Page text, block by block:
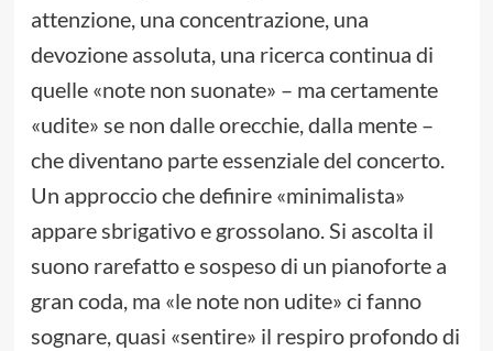
attenzione, una concentrazione, una
devozione assoluta, una ricerca continua di
quelle «note non suonate» – ma certamente
«udite» se non dalle orecchie, dalla mente –
che diventano parte essenziale del concerto.
Un approccio che definire «minimalista»
appare sbrigativo e grossolano. Si ascolta il
suono rarefatto e sospeso di un pianoforte a
gran coda, ma «le note non udite» ci fanno
sognare, quasi «sentire» il respiro profondo di